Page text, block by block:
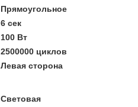
Прямоугольное
6 сек
100 Вт
2500000 циклов
Левая сторона
Световая